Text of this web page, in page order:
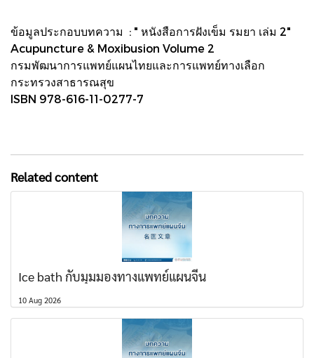
ข้อมูลประกอบบทความ : " หนังสือการฝังเข็ม รมยา เล่ม 2"
Acupuncture & Moxibusion Volume 2
กรมพัฒนาการแพทย์แผนไทยและการแพทย์ทางเลือก
กระทรวงสาธารณสุข
ISBN 978-616-11-0277-7
Related content
Ice bath กับมุมมองทางแพทย์แผนจีน
10 Aug 2026